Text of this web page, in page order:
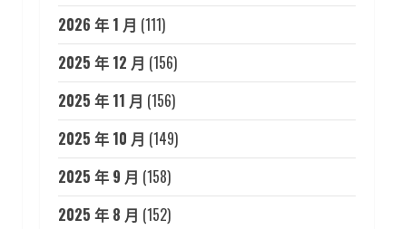
2026 年 1 月 (111)
2025 年 12 月 (156)
2025 年 11 月 (156)
2025 年 10 月 (149)
2025 年 9 月 (158)
2025 年 8 月 (152)